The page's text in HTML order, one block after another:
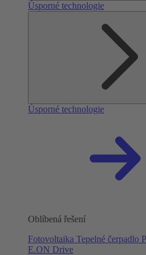
Úsporné technologie
Úsporné technologie
Oblíbená řešení
Fotovoltaika Tepelné čerpadlo
E.ON Drive